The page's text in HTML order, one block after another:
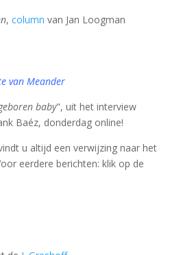
, column van Jan Loogman
van Meander
baby", uit het interview
Baéz, donderdag online!
u altijd een verwijzing naar het
eerdere berichten: klik op de